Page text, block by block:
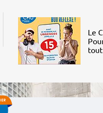
Le
tout